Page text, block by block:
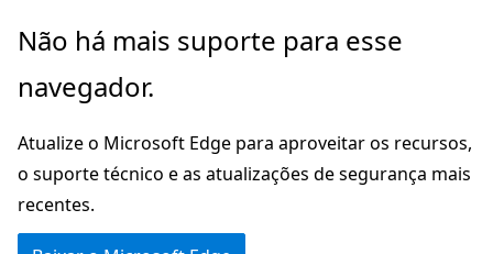
Pular
o
principal
Não há mais suporte para esse
navegador.
Atualize o Microsoft Edge para aproveitar os recursos,
o suporte técnico e as atualizações de segurança mais
recentes.